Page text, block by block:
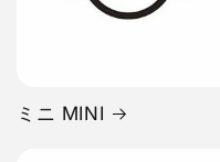
ミニ MINI